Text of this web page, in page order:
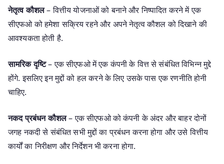
नेतृत्व कौशल– वित्तीय योजनाओं को बनाने और निष्पादित करने में एक
सीएफओ को हमेशा सक्रिय रहने और अपने नेतृत्व कौशल को दिखाने की
आवश्यकता होती है.
सामरिक दृष्टि– एक सीएफओ में एक कंपनी के वित्त से संबंधित विभिन्न मुद्दे
होंगे. इसलिए इन मुद्दों को हल करने के लिए उसके पास एक रणनीति होनी
चाहिए.
नकद प्रबंधन कौशल– एक सीएफओ को कंपनी के अंदर और बाहर दोनों
जगह नकदी से संबंधित सभी मुद्दों का प्रबंधन करना होगा और उसे वित्तीय
कार्यों का निरीक्षण और निर्देशन भी करना होगा.